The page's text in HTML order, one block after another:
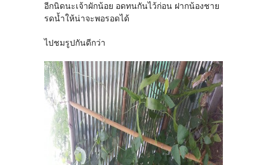
อีกนิดนะเจ้าผักน้อย อดทนกันไว้ก่อน ฝากน้องชาย
รดน้ำให้น่าจะพอรอดได้
ไปชมรูปกันดีกว่า